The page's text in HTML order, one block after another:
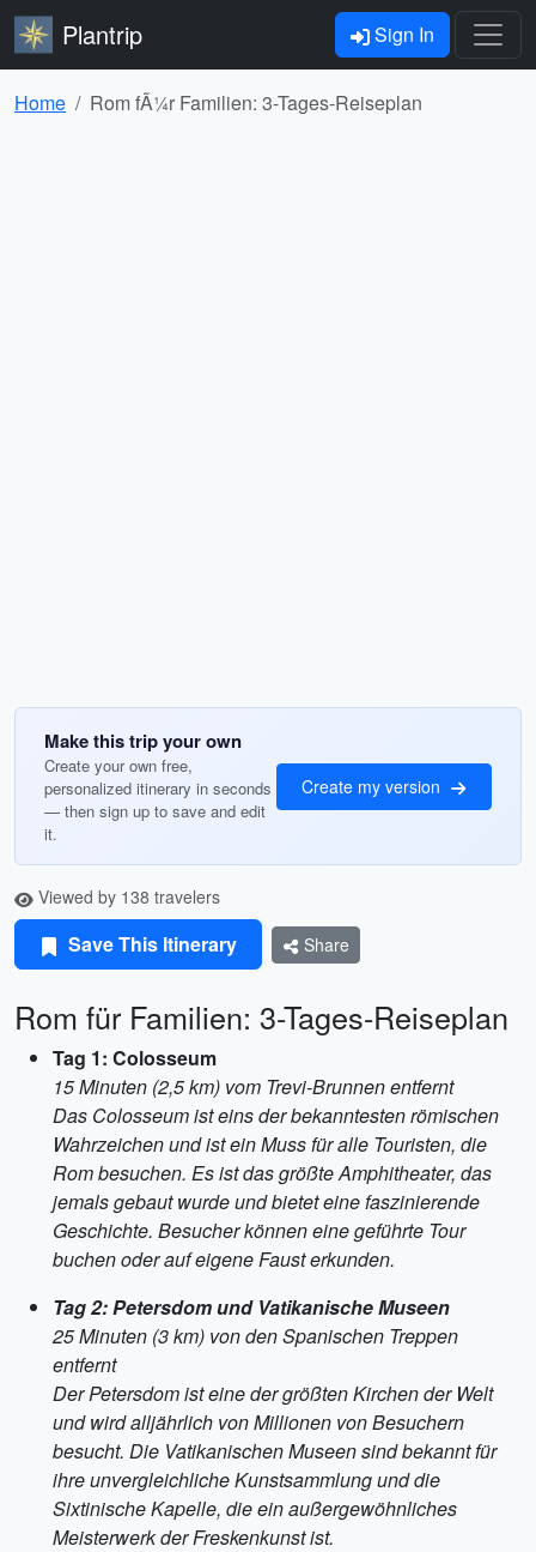
Plantrip Sign In
Home Rom fÃ¼r Familien: 3-Tages-Reiseplan
Make this trip your own
Create your own free,
personalized itinerary in seconds
— then sign up to save and edit
it.
Create my version
Viewed by 138 travelers
Save This Itinerary Share
Rom für Familien: 3-Tages-Reiseplan
Tag 1: Colosseum
15 Minuten (2,5 km) vom Trevi-Brunnen entfernt
Das Colosseum ist eins der bekanntesten römischen
Wahrzeichen und ist ein Muss für alle Touristen, die
Rom besuchen. Es ist das größte Amphitheater, das
jemals gebaut wurde und bietet eine faszinierende
Geschichte. Besucher können eine geführte Tour
buchen oder auf eigene Faust erkunden.
Tag 2: Petersdom und Vatikanische Museen
25 Minuten (3 km) von den Spanischen Treppen
entfernt
Der Petersdom ist eine der größten Kirchen der Welt
und wird alljährlich von Millionen von Besuchern
besucht. Die Vatikanischen Museen sind bekannt für
ihre unvergleichliche Kunstsammlung und die
Sixtinische Kapelle, die ein außergewöhnliches
Meisterwerk der Freskenkunst ist.